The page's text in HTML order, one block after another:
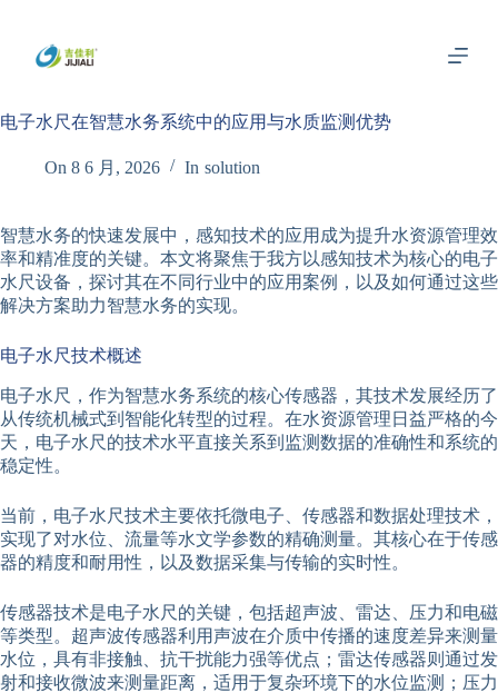
内
电子水尺在智慧水务系统中的应用与水质监测优势
On 8 6 月, 2026 In solution
智慧水务的快速发展中，感知技术的应用成为提升水资源管理效
率和精准度的关键。本文将聚焦于我方以感知技术为核心的电子
水尺设备，探讨其在不同行业中的应用案例，以及如何通过这些
解决方案助力智慧水务的实现。
电子水尺技术概述
电子水尺，作为智慧水务系统的核心传感器，其技术发展经历了
从传统机械式到智能化转型的过程。在水资源管理日益严格的今
天，电子水尺的技术水平直接关系到监测数据的准确性和系统的
稳定性。
当前，电子水尺技术主要依托微电子、传感器和数据处理技术，
实现了对水位、流量等水文学参数的精确测量。其核心在于传感
器的精度和耐用性，以及数据采集与传输的实时性。
传感器技术是电子水尺的关键，包括超声波、雷达、压力和电磁
等类型。超声波传感器利用声波在介质中传播的速度差异来测量
水位，具有非接触、抗干扰能力强等优点；雷达传感器则通过发
射和接收微波来测量距离，适用于复杂环境下的水位监测；压力